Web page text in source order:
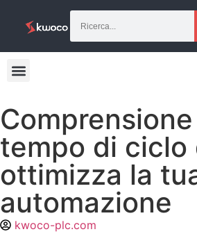
tempo di ciclo
ottimizza la
automazione
kwoco-plc.com